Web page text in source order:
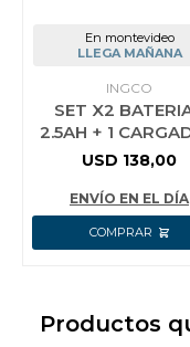
En montevideo
LLEGA MAÑANA
INGCO
SET X2
2.5AH + 1
42V P42M
USD 138,00
ENVÍO EN EL DÍA
Productos